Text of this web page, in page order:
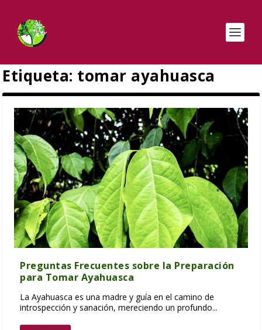
Etiqueta: tomar ayahuasca
Preguntas Frecuentes sobre la Preparación
para Tomar Ayahuasca
La Ayahuasca es una madre y guía en el camino de
introspección y sanación, mereciendo un profundo...